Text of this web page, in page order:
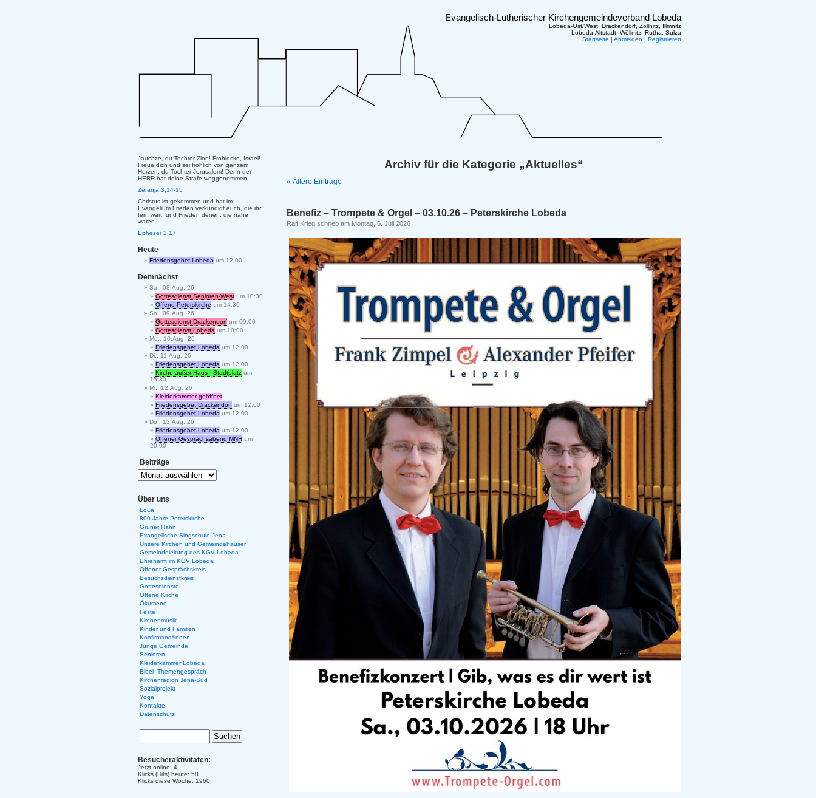
Evangelisch-Lutherischer Kirchengemeindeverband Lobeda
Lobeda-Ost/West, Drackendorf, Zöllnitz, Illmnitz
Lobeda-Altstadt, Wöllnitz, Rutha, Sulza
Startseite | Anmelden | Registrieren
Archiv für die Kategorie „Aktuelles“
« Ältere Einträge
Benefiz – Trompete & Orgel – 03.10.26 – Peterskirche Lobeda
Ralf Krieg schrieb am Montag, 6. Juli 2026
Jauchze, du Tochter Zion! Frohlocke, Israel!
Freue dich und sei fröhlich von ganzem
Herzen, du Tochter Jerusalem! Denn der
HERR hat deine Strafe weggenommen.
Zefanja 3,14-15
Christus ist gekommen und hat im
Evangelium Frieden verkündigt euch, die ihr
fern wart, und Frieden denen, die nahe
waren.
Epheser 2,17
Heute
Friedensgebet Lobeda um 12:00
Demnächst
Sa., 08.Aug. 26
Gottesdienst Senioren-West um 10:30
Offene Peterskirche um 14:30
So., 09.Aug. 26
Gottesdienst Drackendorf um 09:00
Gottesdienst Lobeda um 10:00
Mo., 10.Aug. 26
Friedensgebet Lobeda um 12:00
Di., 11.Aug. 26
Friedensgebet Lobeda um 12:00
Kirche außer Haus - Stadtplatz um
15:30
Mi., 12.Aug. 26
Kleiderkammer geöffnet
Friedensgebet Drackendorf um 12:00
Friedensgebet Lobeda um 12:00
Do., 13.Aug. 26
Friedensgebet Lobeda um 12:00
Offener Gesprächsabend MNH um
20:00
Beiträge
Über uns
LoLa
800 Jahre Peterskirche
Grüner Hahn
Evangelische Singschule Jena
Unsere Kirchen und Gemeindehäuser
Gemeindeleitung des KGV Lobeda
Ehrenamt im KGV Lobeda
Offener Gesprächskreis
Besuchsdienstkreis
Gottesdienste
Offene Kirche
Ökumene
Feste
Kirchenmusik
Kinder und Familien
Konfirmand*innen
Junge Gemeinde
Senioren
Kleiderkammer Lobeda
Bibel- Themengespräch
Kirchenregion Jena-Süd
Sozialprojekt
Yoga
Kontakte
Datenschutz
Besucheraktivitäten:
Jetzt online: 4
Klicks (Hits) heute: 58
Klicks diese Woche: 1960